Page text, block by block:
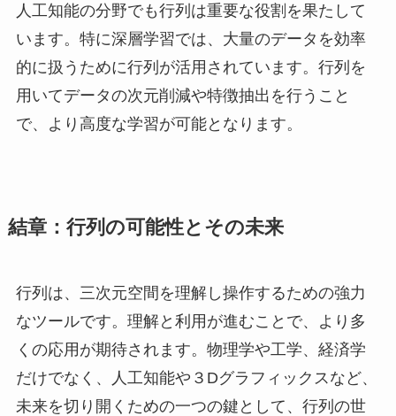
人工知能の分野でも行列は重要な役割を果たして
います。特に深層学習では、大量のデータを効率
的に扱うために行列が活用されています。行列を
用いてデータの次元削減や特徴抽出を行うこと
で、より高度な学習が可能となります。
結章：行列の可能性とその未来
行列は、三次元空間を理解し操作するための強力
なツールです。理解と利用が進むことで、より多
くの応用が期待されます。物理学や工学、経済学
だけでなく、人工知能や３Dグラフィックスなど、
未来を切り開くための一つの鍵として、行列の世